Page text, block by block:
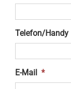
Telefon/Handy
E-Mail *